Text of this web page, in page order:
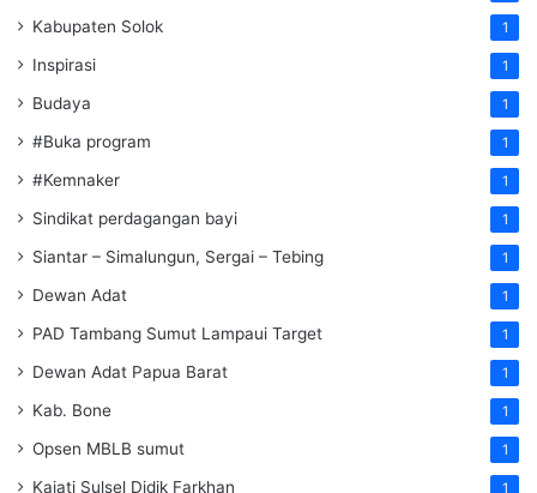
Kabupaten Solok 1
Inspirasi 1
Budaya 1
#Buka program 1
#Kemnaker 1
Sindikat perdagangan bayi 1
Siantar – Simalungun, Sergai – Tebing 1
Dewan Adat 1
PAD Tambang Sumut Lampaui Target 1
Dewan Adat Papua Barat 1
Kab. Bone 1
Opsen MBLB sumut 1
Kajati Sulsel Didik Farkhan 1